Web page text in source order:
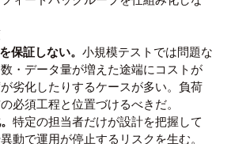
保証しない。小規模テストでは問題な
・データ量が増えた途端にコストが
劣化したりするケースが多い。負荷
必須工程と位置づけるべきだ。
特定の担当者だけが設計を把握して
動で運用が停止するリスクを生む。